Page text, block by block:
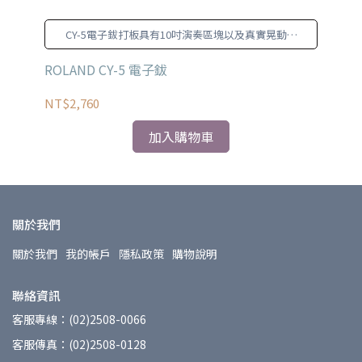
CY-5電子鈸打板具有10吋演奏區塊以及真實晃動動
作，能作到更準確的拾音。
ROLAND CY-5 電子鈸
NT$2,760
加入購物車
關於我們
關於我們 我的帳戶 隱私政策 購物說明
聯絡資訊
客服專線：(02)2508-0066
客服傳真：(02)2508-0128